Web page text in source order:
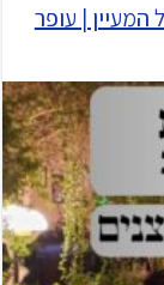
הלב אל המעיין | עופר